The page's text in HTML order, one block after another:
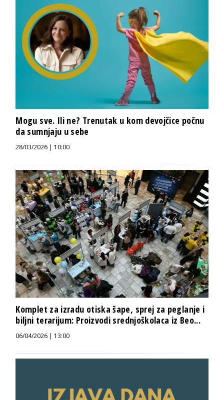
Mogu sve. Ili ne? Trenutak u kom devojčice počnu
da sumnjaju u sebe
28/03/2026 | 10:00
Komplet za izradu otiska šape, sprej za peglanje i
biljni terarijum: Proizvodi srednjoškolaca iz Beo...
06/04/2026 | 13:00